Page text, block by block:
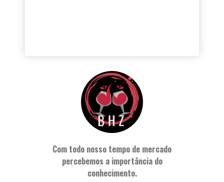
Com todo nosso tempo de mercado
percebemos a importância do
conhecimento.